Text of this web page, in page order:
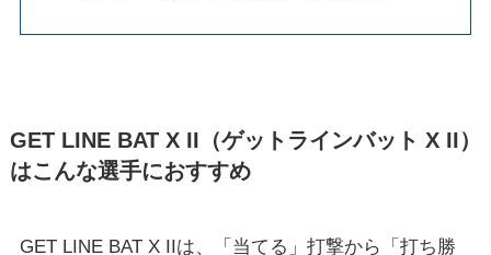
GET LINE BAT X II（ゲットラインバット X II）
はこんな選手におすすめ
GET LINE BAT X IIは、「当てる」打撃から「打ち勝